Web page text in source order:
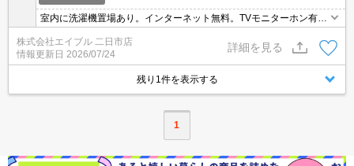
室内に洗濯機置場あり。インターネット無料。TVモニターホン有。
エアコン1基付き。
株式会社エイブル 二日市店
情報更新日 2026/07/24
詳細を見る
残り1件を表示する
1